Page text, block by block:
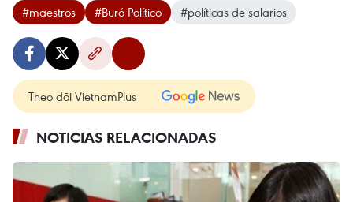
#maestros #Buró Político #políticas de salarios
Theo dõi VietnamPlus
NOTICIAS RELACIONADAS